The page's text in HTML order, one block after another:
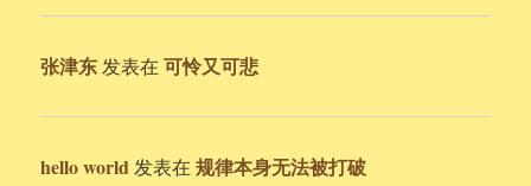
张津东 发表在可怜又可悲
hello world 发表在规律本身无法被打破